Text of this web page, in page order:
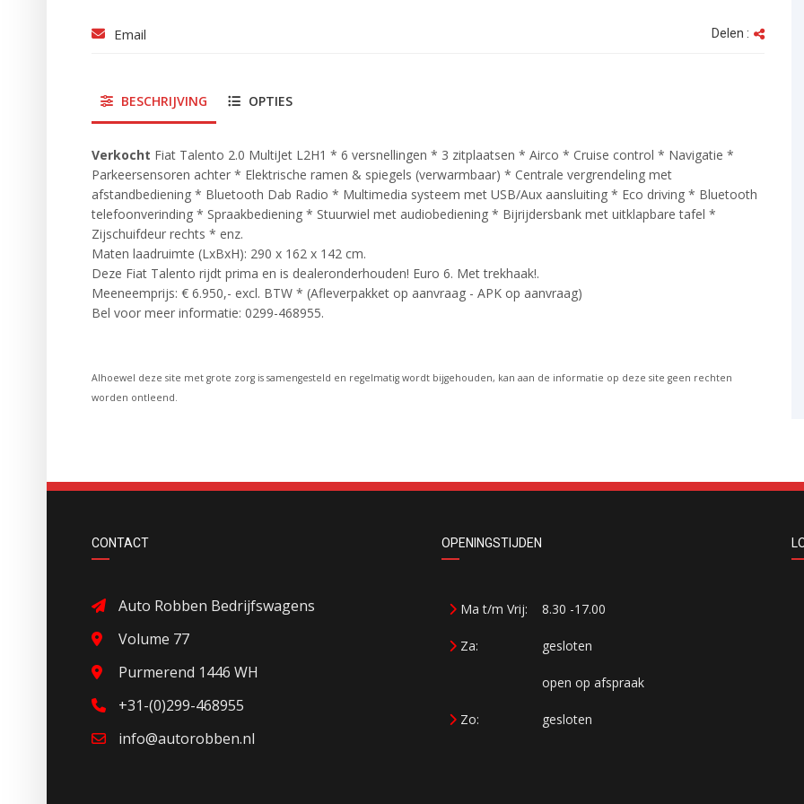
Email Delen :
BESCHRIJVING OPTIES
Verkocht Fiat Talento 2.0 MultiJet L2H1 * 6 versnellingen * 3 zitplaatsen * Airco * Cruise control * Navigatie *
Parkeersensoren achter * Elektrische ramen & spiegels (verwarmbaar) * Centrale vergrendeling met
afstandbediening * Bluetooth Dab Radio * Multimedia systeem met USB/Aux aansluiting * Eco driving * Bluetooth
telefoonverinding * Spraakbediening * Stuurwiel met audiobediening * Bijrijdersbank met uitklapbare tafel *
Zijschuifdeur rechts * enz.
Maten laadruimte (LxBxH): 290 x 162 x 142 cm.
Deze Fiat Talento rijdt prima en is dealeronderhouden! Euro 6. Met trekhaak!.
Meeneemprijs: € 6.950,- excl. BTW * (Afleverpakket op aanvraag - APK op aanvraag)
Bel voor meer informatie: 0299-468955.
Alhoewel deze site met grote zorg is samengesteld en regelmatig wordt bijgehouden, kan aan de informatie op deze site geen rechten
worden ontleend.
CONTACT
Auto Robben Bedrijfswagens
Volume 77
Purmerend 1446 WH
+31-(0)299-468955
info@autorobben.nl
OPENINGSTIJDEN
Ma t/m Vrij: 8.30 -17.00
Za: gesloten
open op afspraak
Zo: gesloten